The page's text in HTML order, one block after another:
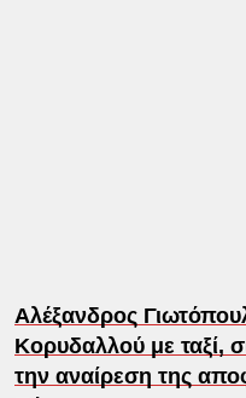
Αλέξανδρος
Κορυδαλλού με ταξί,
την αναίρεση της